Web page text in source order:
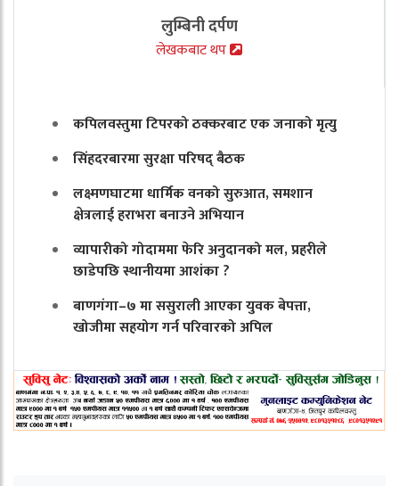
लुम्बिनी दर्पण
लेखकबाट थप
कपिलवस्तुमा टिपरको ठक्करबाट एक जनाको मृत्यु
सिंहदरबारमा सुरक्षा परिषद् बैठक
लक्ष्मणघाटमा धार्मिक वनको सुरुआत, समशान
क्षेत्रलाई हराभरा बनाउने अभियान
व्यापारीको गोदाममा फेरि अनुदानको मल, प्रहरीले
छाडेपछि स्थानीयमा आशंका ?
बाणगंगा–७ मा ससुराली आएका युवक बेपत्ता,
खोजीमा सहयोग गर्न परिवारको अपिल